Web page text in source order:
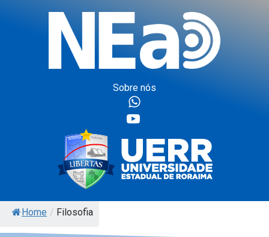
Sobre nós
Home / Filosofia